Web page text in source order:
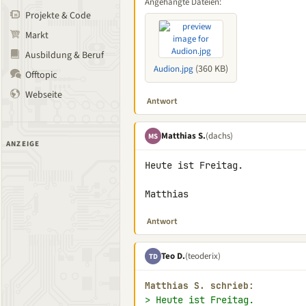
Projekte & Code
Markt
Ausbildung & Beruf
Offtopic
Webseite
ANZEIGE
Audion.jpg (360 KB)
Antwort
MS Matthias S.(dachs)
Heute ist Freitag.
Matthias
Antwort
TD Teo D.(teoderix)
Matthias S. schrieb:
> Heute ist Freitag.